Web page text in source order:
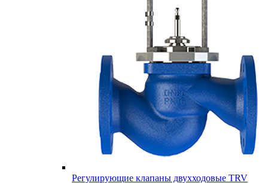
Регулирующие клапаны двухходовые TRV